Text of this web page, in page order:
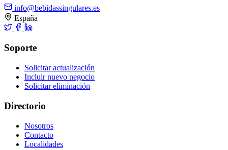
info@bebidassingulares.es
España
Soporte
Solicitar actualización
Incluir nuevo negocio
Solicitar eliminación
Directorio
Nosotros
Contacto
Localidades